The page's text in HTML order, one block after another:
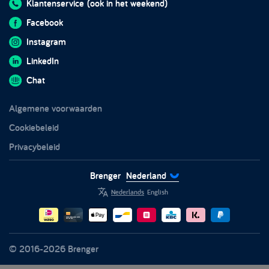
Ontmoet de koeriers
Veelgestelde vragen
Brenger Business
Brenger voor koeriers
Partners
In de media
Impact rapport 2024
Integraties
Returnless
Kasten
Meubels
Stoelen
Tafels
Witgoed
Klantenservice(ook in het weekend)
Facebook
Instagram
LinkedIn
Chat
Algemene voorwaarden
Cookiebeleid
Privacybeleid
© 2016-2026 Brenger
Brenger Nederland
Nederlands English